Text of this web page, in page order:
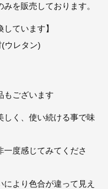
を販売しております。
ています】
(ウレタン)
もございます
しく、使い続ける事で味
度感じてみてくださ
より色合が違って見え